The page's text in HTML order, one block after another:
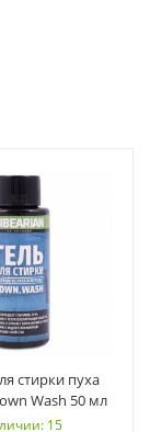
стирки пуха
Wash 50 мл
15